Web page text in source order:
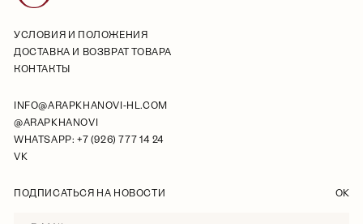
УСЛОВИЯ И ПОЛОЖЕНИЯ
ДОСТАВКА И ВОЗВРАТ ТОВАРА
КОНТАКТЫ
INFO@ARAPKHANOVI-HL.COM
@ARAPKHANOVI
WHATSAPP: +7 (926) 777 14 24
VK
ПОДПИСАТЬСЯ НА НОВОСТИ OK